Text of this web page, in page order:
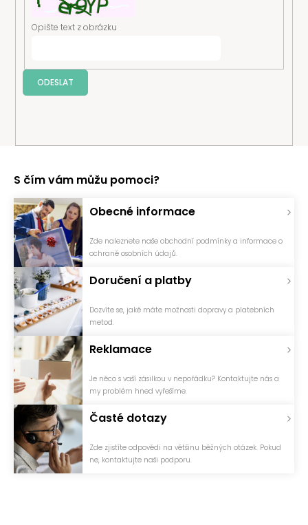
Opište text z obrázku
ODESLAT
S čím vám můžu pomoci?
Obecné informace
Zde naleznete naše obchodní podmínky a informace o
ochraně osobních údajů.
Doručení a platby
Dozvíte se, jaké máte možnosti dopravy a platebních
metod.
Reklamace
Je něco s vaší zásilkou v nepořádku? Kontaktujte nás a
my problém hned vyřešíme.
Časté dotazy
Zde zjistíte odpovědi na většinu běžných otázek. Pokud
ne, kontaktujte naši podporu.